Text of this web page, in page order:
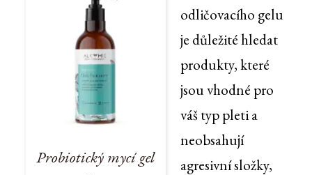
Probiotický mycí gel
odličovacího gelu
je důležité hledat
produkty, které
jsou vhodné pro
váš typ pleti a
neobsahují
agresivní složky,